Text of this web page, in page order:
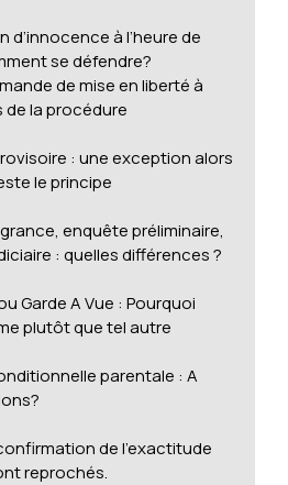
d’innocence à l’heure de
se défendre?
de mise en liberté à
la procédure
: une exception alors
le principe
enquête préliminaire,
: quelles différences ?
Garde A Vue : Pourquoi
plutôt que tel autre
parentale : A
de l’exactitude
reprochés.